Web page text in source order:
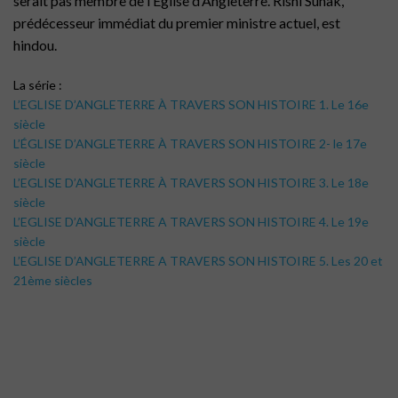
prédécesseur immédiat du premier ministre actuel, est
hindou.
La série :
L’EGLISE D’ANGLETERRE À TRAVERS SON HISTOIRE 1. Le 16e
siècle
L’ÉGLISE D’ANGLETERRE À TRAVERS SON HISTOIRE 2- le 17e
siècle
L’EGLISE D’ANGLETERRE À TRAVERS SON HISTOIRE 3. Le 18e
siècle
L’EGLISE D’ANGLETERRE A TRAVERS SON HISTOIRE 4. Le 19e
siècle
L’EGLISE D’ANGLETERRE A TRAVERS SON HISTOIRE 5. Les 20 et
21ème siècles